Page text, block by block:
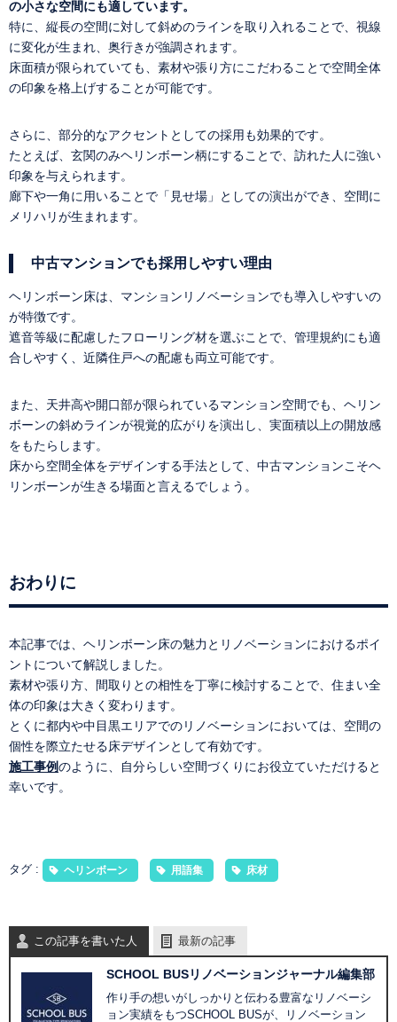
の小さな空間にも適しています。
特に、縦長の空間に対して斜めのラインを取り入れることで、視線
に変化が生まれ、奥行きが強調されます。
床面積が限られていても、素材や張り方にこだわることで空間全体
の印象を格上げすることが可能です。
さらに、部分的なアクセントとしての採用も効果的です。
たとえば、玄関のみヘリンボーン柄にすることで、訪れた人に強い
印象を与えられます。
廊下や一角に用いることで「見せ場」としての演出ができ、空間に
メリハリが生まれます。
中古マンションでも採用しやすい理由
ヘリンボーン床は、マンションリノベーションでも導入しやすいの
が特徴です。
遮音等級に配慮したフローリング材を選ぶことで、管理規約にも適
合しやすく、近隣住戸への配慮も両立可能です。
また、天井高や開口部が限られているマンション空間でも、ヘリン
ボーンの斜めラインが視覚的広がりを演出し、実面積以上の開放感
をもたらします。
床から空間全体をデザインする手法として、中古マンションこそヘ
リンボーンが生きる場面と言えるでしょう。
おわりに
本記事では、ヘリンボーン床の魅力とリノベーションにおけるポイ
ントについて解説しました。
素材や張り方、間取りとの相性を丁寧に検討することで、住まい全
体の印象は大きく変わります。
とくに都内や中目黒エリアでのリノベーションにおいては、空間の
個性を際立たせる床デザインとして有効です。
施工事例のように、自分らしい空間づくりにお役立ていただけると
幸いです。
タグ : ヘリンボーン 用語集 床材
この記事を書いた人 最新の記事
SCHOOL BUSリノベーションジャーナル編集部
作り手の想いがしっかりと伝わる豊富なリノベーシ
ョン実績をもつSCHOOL BUSが、リノベーション